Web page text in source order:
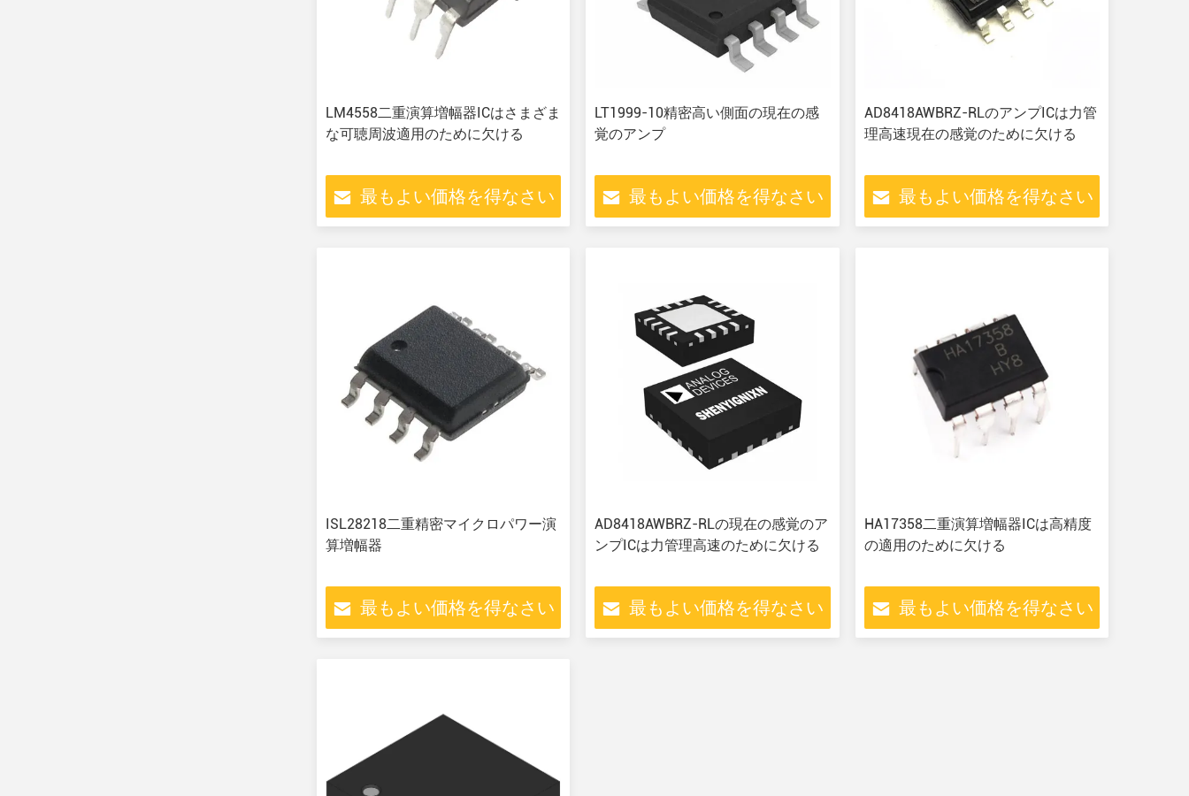
LM4558二重演算増幅器ICはさまざま
な可聴周波適用のために欠ける
最もよい価格を得なさい
LT1999-10精密高い側面の現在の感
覚のアンプ
最もよい価格を得なさい
AD8418AWBRZ-RLのアンプICは力管
理高速現在の感覚のために欠ける
最もよい価格を得なさい
ISL28218二重精密マイクロパワー演
算増幅器
最もよい価格を得なさい
AD8418AWBRZ-RLの現在の感覚のア
ンプICは力管理高速のために欠ける
最もよい価格を得なさい
HA17358二重演算増幅器ICは高精度
の適用のために欠ける
最もよい価格を得なさい